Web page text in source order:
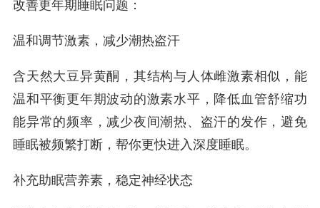
改善更年期睡眠问题：
温和调节激素，减少潮热盗汗
含天然大豆异黄酮，其结构与人体雌激素相似，能
温和平衡更年期波动的激素水平，降低血管舒缩功
能异常的频率，减少夜间潮热、盗汗的发作，避免
睡眠被频繁打断，帮你更快进入深度睡眠。
补充助眠营养素，稳定神经状态